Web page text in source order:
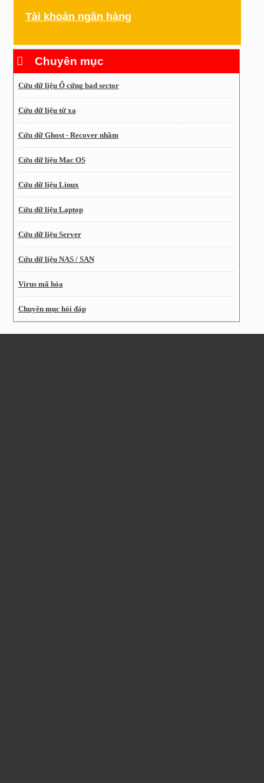
Tài khoản ngân hàng
Chuyên mục
Cứu dữ liệu Ổ cứng bad sector
Cứu dữ liệu từ xa
Cứu dữ Ghost - Recover nhầm
Cứu dữ liệu Mac OS
Cứu dữ liệu Linux
Cứu dữ liệu Laptop
Cứu dữ liệu Server
Cứu dữ liệu NAS / SAN
Virus mã hóa
Chuyên mục hỏi đáp